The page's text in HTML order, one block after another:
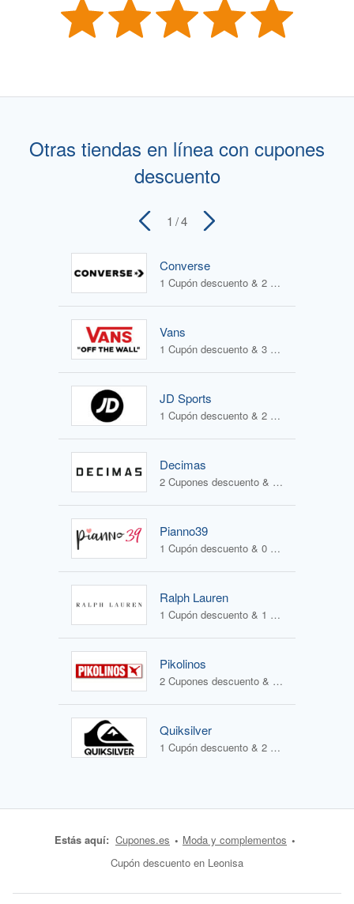
Otras tiendas en línea con cupones
descuento
1 / 4
Converse
1 Cupón descuento & 2 Ofertas
Vans
1 Cupón descuento & 3 Ofertas
JD Sports
1 Cupón descuento & 2 Ofertas
Decimas
2 Cupones descuento & 1 Oferta
Pianno39
1 Cupón descuento & 0 Ofertas
Ralph Lauren
1 Cupón descuento & 1 Oferta
Pikolinos
2 Cupones descuento & 2 Ofertas
Quiksilver
1 Cupón descuento & 2 Ofertas
Estás aquí: Cupones.es
Moda y complementos
Cupón descuento en Leonisa